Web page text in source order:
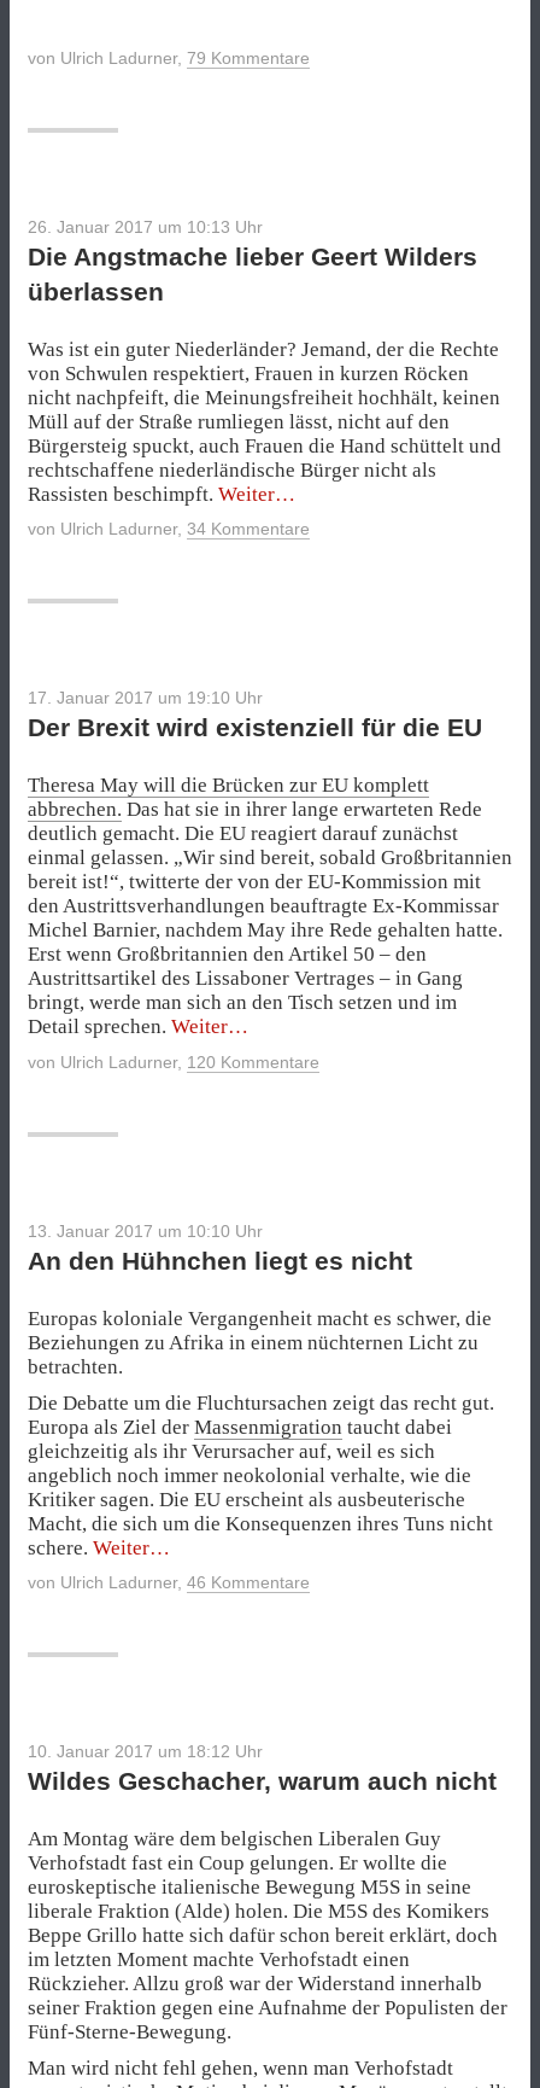
von Ulrich Ladurner, 79 Kommentare
26. Januar 2017 um 10:13 Uhr
Die Angstmache lieber Geert Wilders
überlassen
Was ist ein guter Niederländer? Jemand, der die Rechte
von Schwulen respektiert, Frauen in kurzen Röcken
nicht nachpfeift, die Meinungsfreiheit hochhält, keinen
Müll auf der Straße rumliegen lässt, nicht auf den
Bürgersteig spuckt, auch Frauen die Hand schüttelt und
rechtschaffene niederländische Bürger nicht als
Rassisten beschimpft. Weiter„Die
lieber
von Ulrich Ladurner, 34 Kommentare
17. Januar 2017 um 19:10 Uhr
Der Brexit wird existenziell für die EU
Theresa May will die Brücken zur EU komplett
abbrechen. Das hat sie in ihrer lange erwarteten Rede
deutlich gemacht. Die EU reagiert darauf zunächst
einmal gelassen. „Wir sind bereit, sobald Großbritannien
bereit ist!“, twitterte der von der EU-Kommission mit
den Austrittsverhandlungen beauftragte Ex-Kommissar
Michel Barnier, nachdem May ihre Rede gehalten hatte.
Erst wenn Großbritannien den Artikel 50 – den
Austrittsartikel des Lissaboner Vertrages – in Gang
bringt, werde man sich an den Tisch setzen und im
Detail sprechen. Weiter„Der
wird
von Ulrich Ladurner, 120 Kommentare
13. Januar 2017 um 10:10 Uhr
An den Hühnchen liegt es nicht
Europas koloniale Vergangenheit macht es schwer, die
Beziehungen zu Afrika in einem nüchternen Licht zu
betrachten.
Die Debatte um die Fluchtursachen zeigt das recht gut.
Europa als Ziel der Massenmigration taucht dabei
gleichzeitig als ihr Verursacher auf, weil es sich
angeblich noch immer neokolonial verhalte, wie die
Kritiker sagen. Die EU erscheint als ausbeuterische
Macht, die sich um die Konsequenzen ihres Tuns nicht
schere. Weiter„An
Hühnchen
von Ulrich Ladurner, 46 Kommentare
10. Januar 2017 um 18:12 Uhr
Wildes Geschacher, warum auch nicht
Am Montag wäre dem belgischen Liberalen Guy
Verhofstadt fast ein Coup gelungen. Er wollte die
euroskeptische italienische Bewegung M5S in seine
liberale Fraktion (Alde) holen. Die M5S des Komikers
Beppe Grillo hatte sich dafür schon bereit erklärt, doch
im letzten Moment machte Verhofstadt einen
Rückzieher. Allzu groß war der Widerstand innerhalb
seiner Fraktion gegen eine Aufnahme der Populisten der
Fünf-Sterne-Bewegung.
Man wird nicht fehl gehen, wenn man Verhofstadt